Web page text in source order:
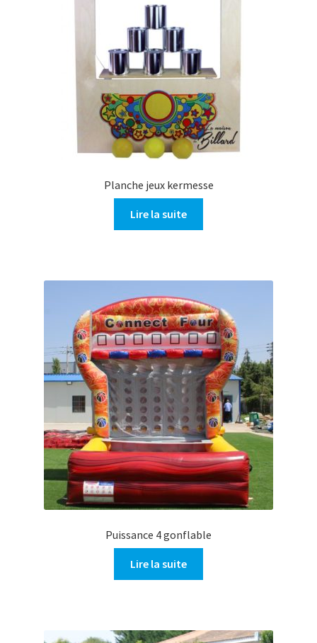
Planche jeux kermesse
Lire la suite
Puissance 4 gonflable
Lire la suite